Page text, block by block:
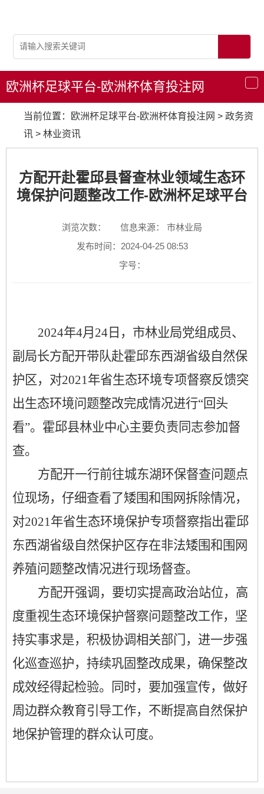
导
航
欧洲杯足球平台-欧洲杯体育投注网
当前位置： 欧洲杯足球平台-欧洲杯体育投注网 > 政务资
讯 > 林业资讯
方配开赴霍邱县督查林业领域生态环
境保护问题整改工作-欧洲杯足球平台
浏览次数：
信息来源： 市林业局
发布时间：2024-04-25 08:53
字号：
2024年4月 24日，市林业局党组 成员、
副 局长方配开带队赴霍邱东西湖省级自然保
护区，对2021年省生态环境专项督察反馈突
出生态环境问题整改完成情况进行“回头
看”。 霍邱县林业中心主要负责同志参加督
查。
方配开一行前往城东湖环保督查问题点
位现场，仔细查看了矮围和围网拆除情况，
对2021年省生态环境保护专项督察指出霍邱
东西湖省级自然保护区存在非法矮围和围网
养殖问题整改情况进行现场督查。
方配开强调，要切实提高政治站位， 高
度重视生态环境保护督察问题整改工作，坚
持实事求是，积极协调相关部门，进一步强
化巡查巡护，持续巩固整改成果，确保整改
成效经得起检验。同时，要加强宣传， 做好
周边群众教育引导工作， 不断提高自然保护
地保护管理的群众认可度。